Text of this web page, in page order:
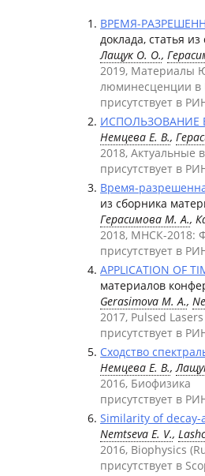
ВРЕМЯ-
доклада, статья
Лащук О. О.,
2019, Материалы
люминесценции в
присутствует в
ИСПОЛЬЗОВАНИЕ
Немцева Е. В.,
2018, Актуальные
присутствует в
Время-
из сборника
Герасимова М. А.,
2018, МНСК-2018:
присутствует в
APPLICATION OF
материалов
Gerasimova M. A.,
2017, Pulsed
присутствует в
Сходство
Немцева Е. В.,
2016, Биофизика
присутствует в
Similarity of
Nemtseva E. V.,
2016, Biophysics
присутствует в